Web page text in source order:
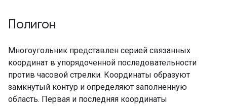
Полигон
Многоугольник представлен серией связанных
координат в упорядоченной последовательности
против часовой стрелки. Координаты образуют
замкнутый контур и определяют заполненную
область. Первая и последняя координаты